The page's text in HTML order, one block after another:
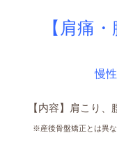
【肩痛
慢
【内容】肩こり
※産後骨盤矯正とは異